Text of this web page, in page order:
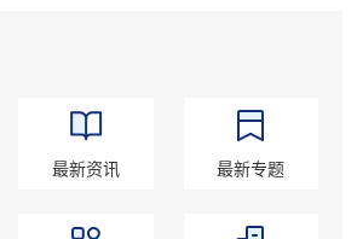
最新资讯 最新专题